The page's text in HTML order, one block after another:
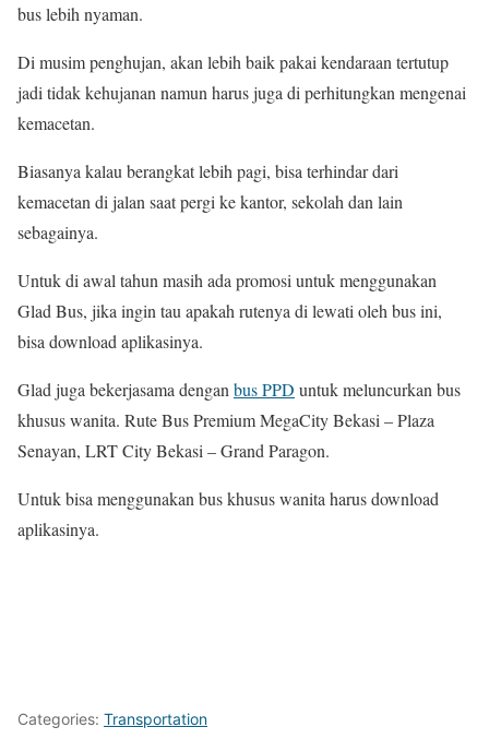
bus lebih nyaman.
Di musim penghujan, akan lebih baik pakai kendaraan tertutup
jadi tidak kehujanan namun harus juga di perhitungkan mengenai
kemacetan.
Biasanya kalau berangkat lebih pagi, bisa terhindar dari
kemacetan di jalan saat pergi ke kantor, sekolah dan lain
sebagainya.
Untuk di awal tahun masih ada promosi untuk menggunakan
Glad Bus, jika ingin tau apakah rutenya di lewati oleh bus ini,
bisa download aplikasinya.
Glad juga bekerjasama dengan bus PPD untuk meluncurkan bus
khusus wanita. Rute Bus Premium MegaCity Bekasi – Plaza
Senayan, LRT City Bekasi – Grand Paragon.
Untuk bisa menggunakan bus khusus wanita harus download
aplikasinya.
Categories: Transportation